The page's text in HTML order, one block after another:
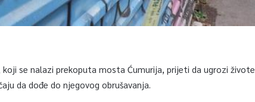
se nalazi prekoputa mosta Ćumurija, prijeti da ugrozi živote
da dođe do njegovog obrušavanja.